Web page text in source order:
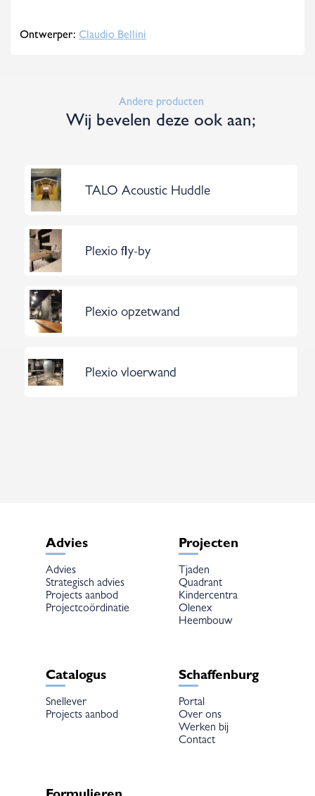
Ontwerper: Claudio Bellini
Andere producten
Wij bevelen deze ook aan;
TALO Acoustic Huddle
Plexio fly-by
Plexio opzetwand
Plexio vloerwand
Advies
Advies
Strategisch advies
Projects aanbod
Projectcoördinatie
Projecten
Tjaden
Quadrant
Kindercentra
Olenex
Heembouw
Catalogus
Snellever
Projects aanbod
Schaffenburg
Portal
Over ons
Werken bij
Contact